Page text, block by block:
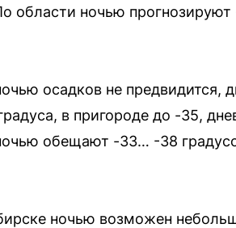
области ночью
осадков не
в пригороде до -35,
обещают -33… -38
ночью возможен